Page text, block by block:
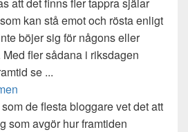
kan stå emot och rösta enligt
böjer sig för någons eller
fler sådana i riksdagen
se ...
de flesta bloggare vet det att
som avgör hur framtiden